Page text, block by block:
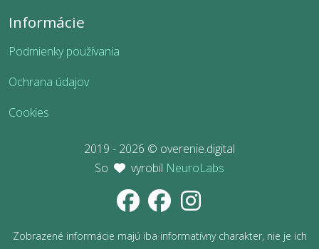
Informácie
Podmienky používania
Ochrana údajov
Cookies
2019 - 2026 © overenie.digital
So
vyrobil NeuroLabs
Zobrazené informácie majú iba informatívny charakter, nie je ich